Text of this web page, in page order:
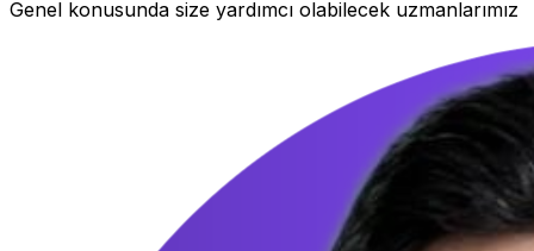
Genel konusunda size yardımcı olabilecek uzmanlarımız